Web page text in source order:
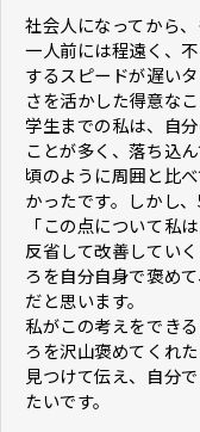
社会人になってから
一人前には程遠く、
するスピードが遅い
さを活かした得意な
学生までの私は、自
ことが多く、落ち込
頃のように周囲と比
かったです。しかし
「この点について私
反省して改善してい
ろを自分自身で褒め
だと思います。
私がこの考えをでき
ろを沢山褒めてくれ
見つけて伝え、自分
たいです。